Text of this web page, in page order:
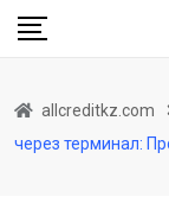
Skip
allcreditkz.com
через терминал: